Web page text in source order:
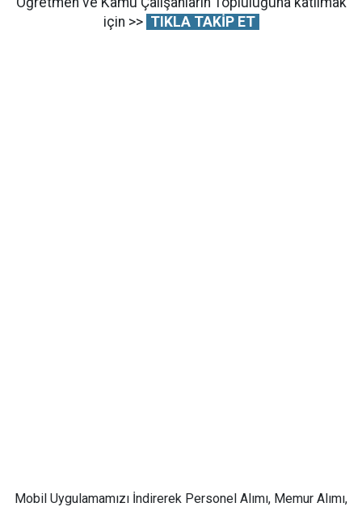
için >> TIKLA TAKİP ET
Mobil Uygulamamızı İndirerek Personel Alımı, Memur Alımı,